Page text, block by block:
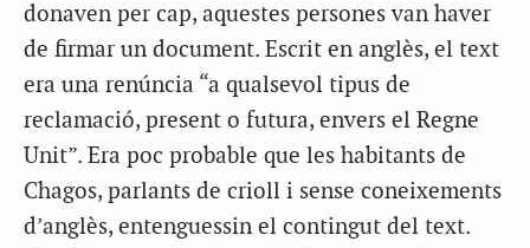
donaven per cap, aquestes persones van haver
de firmar un document. Escrit en anglès, el text
era una renúncia “a qualsevol tipus de
reclamació, present o futura, envers el Regne
Unit”. Era poc probable que les habitants de
Chagos, parlants de crioll i sense coneixements
d’anglès, entenguessin el contingut del text.